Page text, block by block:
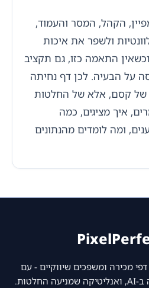
הקהל, המסר והעמוד,
ולשפר את איכות
התאמה כזו, גם תקציב
על הבעיה. לכן דף נחיתה
של קסם, אלא של החלטות
איך מציגים, כמה
ומה לומדים מהנתונים
מכירה ומשפכים שיווקיים - עם